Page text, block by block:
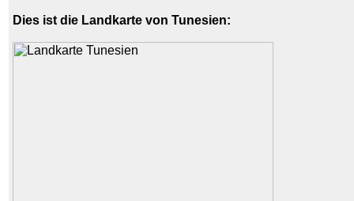
Dies ist die Landkarte von Tunesien: